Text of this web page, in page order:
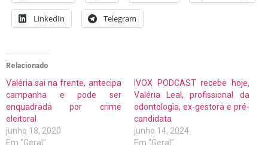
LinkedIn Telegram
Relacionado
Valéria sai na frente, antecipa
campanha e pode ser
enquadrada por crime
eleitoral
junho 18, 2020
Em "Geral"
IVOX PODCAST recebe hoje,
Valéria Leal, profissional da
odontologia, ex-gestora e pré-
candidata
junho 14, 2024
Em "Geral"